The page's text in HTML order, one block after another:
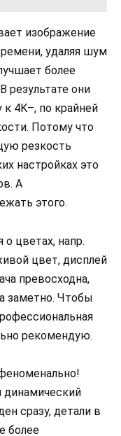
изображение
удаляя шум
более
результате они
к 4K–, по крайней
Потому что
резкость
настройках это
А
этого.
цветах, напр.
цвет, дисплей
превосходна,
заметно. Чтобы
рекомендую.
динамический
сразу, детали в
более